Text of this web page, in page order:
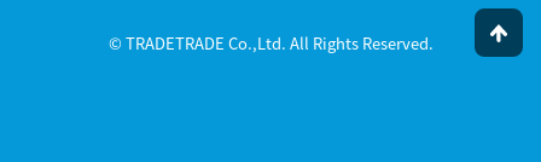
© TRADETRADE Co.,Ltd. All Rights Reserved.